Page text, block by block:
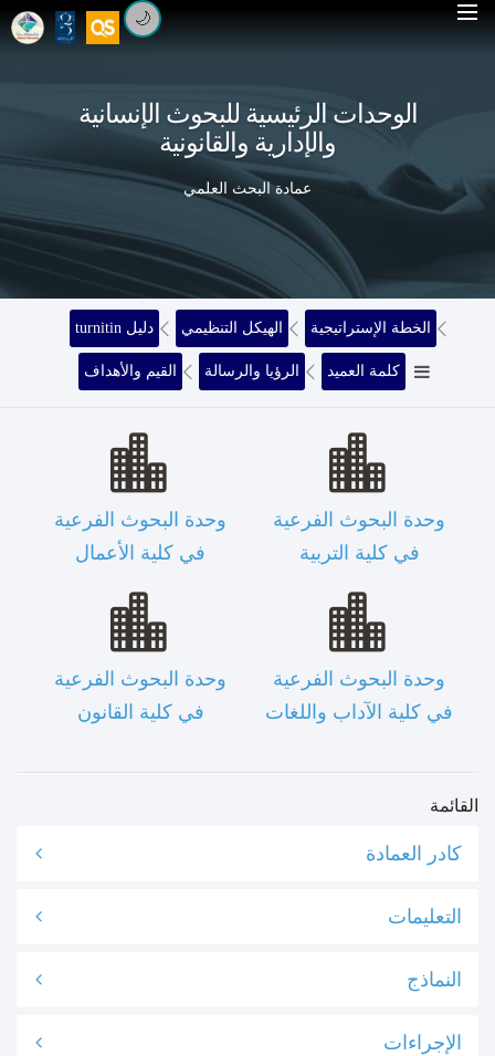
🌙
الوحدات الرئيسية للبحوث الإنسانية
والإدارية والقانونية
عمادة البحث العلمي
turnitin دليل الهيكل التنظيمي الخطة الإستراتيجية
القيم والأهداف الرؤيا والرسالة كلمة العميد
وحدة البحوث الفرعية
في كلية التربية
وحدة البحوث الفرعية
في كلية الأعمال
وحدة البحوث الفرعية
في كلية الآداب واللغات
وحدة البحوث الفرعية
في كلية القانون
القائمة
كادر العمادة
التعليمات
النماذج
الإجراءات